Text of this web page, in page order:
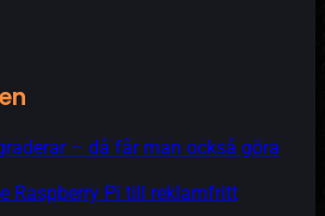
– då får man också göra
Raspberry Pi till reklamfritt